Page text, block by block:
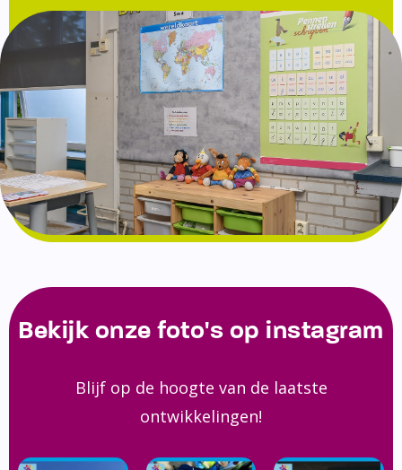
Bekijk onze foto's op instagram
Blijf op de hoogte van de laatste
ontwikkelingen!